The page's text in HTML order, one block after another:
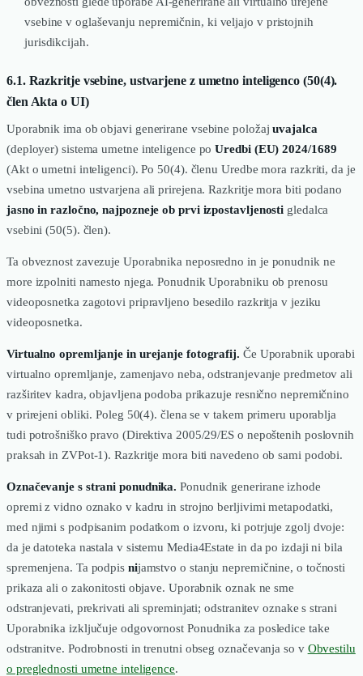
vsebine v oglaševanju nepremičnin, ki veljajo v pristojnih
jurisdikcijah.
6.1. Razkritje vsebine, ustvarjene z umetno inteligenco (50(4).
člen Akta o UI)
Uporabnik ima ob objavi generirane vsebine položajuvajalca
(deployer) sistema umetne inteligence poUredbi (EU) 2024/1689
(Akt o umetni inteligenci). Po 50(4). členu Uredbe mora razkriti, da je
vsebina umetno ustvarjena ali prirejena. Razkritje mora biti podano
jasno in razločno, najpozneje ob prvi izpostavljenosti gledalca
vsebini (50(5). člen).
Ta obveznost zavezuje Uporabnika neposredno in je ponudnik ne
more izpolniti namesto njega. Ponudnik Uporabniku ob prenosu
videoposnetka zagotovi pripravljeno besedilo razkritja v jeziku
videoposnetka.
Virtualno opremljanje in urejanje fotografij. Če Uporabnik uporabi
virtualno opremljanje, zamenjavo neba, odstranjevanje predmetov ali
razširitev kadra, objavljena podoba prikazuje resnično nepremičnino
v prirejeni obliki. Poleg 50(4). člena se v takem primeru uporablja
tudi potrošniško pravo (Direktiva 2005/29/ES o nepoštenih poslovnih
praksah in ZVPot-1). Razkritje mora biti navedeno ob sami podobi.
Označevanje s strani ponudnika. Ponudnik generirane izhode
opremi z vidno oznako v kadru in strojno berljivimi metapodatki,
med njimi s podpisanim podatkom o izvoru, ki potrjuje zgolj dvoje:
da je datoteka nastala v sistemu Media4Estate in da po izdaji ni bila
spremenjena. Ta podpis nijamstvo o stanju nepremičnine, o točnosti
prikaza ali o zakonitosti objave. Uporabnik oznak ne sme
odstranjevati, prekrivati ali spreminjati; odstranitev oznake s strani
Uporabnika izključuje odgovornost Ponudnika za posledice take
odstranitve. Podrobnosti in trenutni obseg označevanja so v Obvestilu
o preglednosti umetne inteligence.